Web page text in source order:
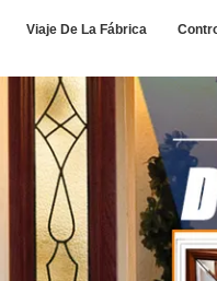
Viaje De La Fábrica